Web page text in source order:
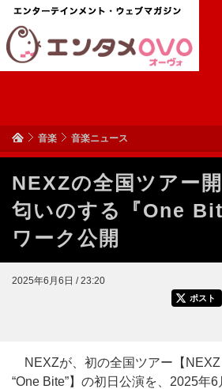
音楽 音楽ニュース
NEXZの全国ツアー
匂いのする『One
ワーク公開
2025年6月6日 / 23:20
ポスト
NEXZが、初の全国ツアー【
“One Bite”】の初日公演を、2025年